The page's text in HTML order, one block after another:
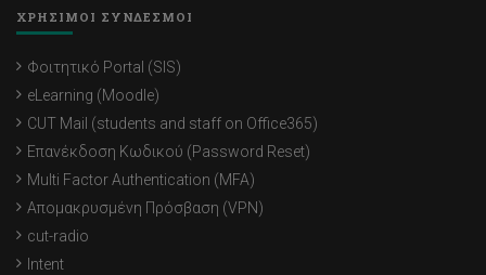
ΧΡΗΣΙΜΟΙ ΣΥΝΔΕΣΜΟΙ
Φοιτητικό Portal (SIS)
eLearning (Moodle)
CUT Mail (students and staff on Office365)
Επανέκδοση Κωδικού (Password Reset)
Multi Factor Authentication (MFA)
Απομακρυσμένη Πρόσβαση (VPN)
cut-radio
Intent